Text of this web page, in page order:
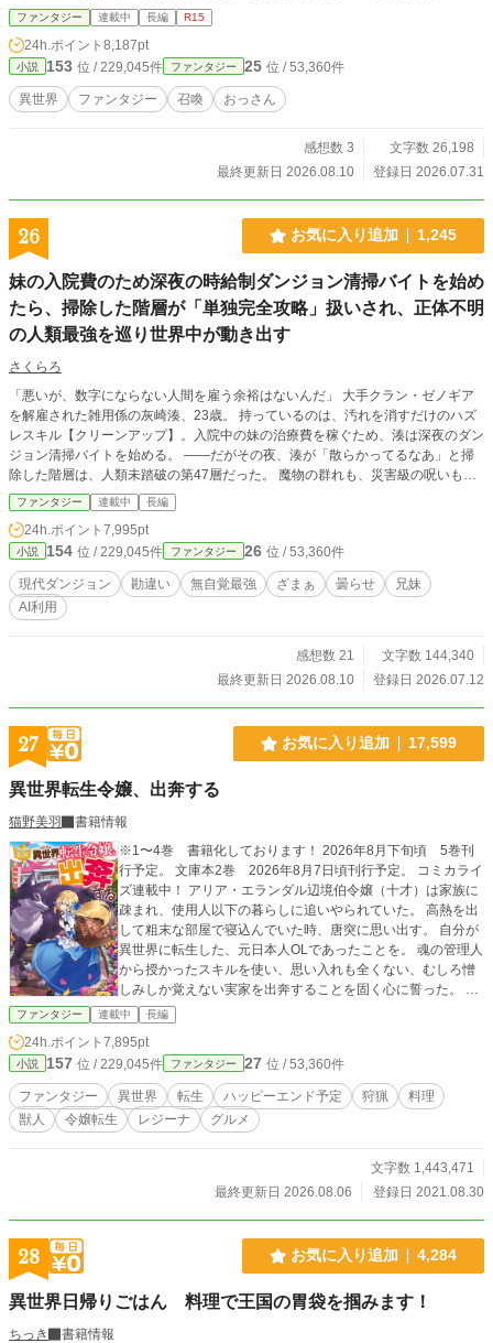
てくる理由だけは、さっぱりわからない。 「お前らツケはやめろ」 そんな穏
やかな日々を送っていたはずなのに、ある日、酒場へ厄介な依頼が舞い込んでき
ファンタジー 連載中 長編 R15
24h.ポイント 8,187pt
小説 153 位 / 229,045件 ファンタジー 25 位 / 53,360件
異世界 ファンタジー 召喚 おっさん
感想数 3
文字数 26,198
最終更新日 2026.08.10
登録日 2026.07.31
26 お気に入り追加 1,245
妹の入院費のため深夜の時給制ダンジョン清掃バイトを始め
たら、掃除した階層が「単独完全攻略」扱いされ、正体不明
の人類最強を巡り世界中が動き出す
さくらろ
「悪いが、数字にならない人間を雇う余裕はないんだ」 大手クラン・ゼノギア
を解雇された雑用係の灰崎湊、23歳。 持っているのは、汚れを消すだけのハズ
レスキル【クリーンアップ】。入院中の妹の治療費を稼ぐため、湊は深夜のダン
ジョン清掃バイトを始める。 ——だがその夜、湊が「散らかってるなあ」と掃
除した階層は、人類未踏破の第47層だった。 魔物の群れも、災害級の呪いも、
残留魔素も。湊にとってはぜんぶ、ただの「汚れ」。 翌朝、ダンジョン協会は
観測史上初の【単独完全攻略】を検知。正体不明の攻略者《ファントム》の存在
に、世界中の探索者が、国家が、人類最強が動き出す。 「時給、ちょっと上が
らないかな。妹に、いちご買ってやりたいんだよな」 本人だけが、何も知らな
い。 一方その頃、湊を切り捨てた古巣のクランでは、原因不明の事故が相次い
でいて——。 これは、世界で一番静かな最強が、世界を綺麗にしていく物語。
ファンタジー 連載中 長編
24h.ポイント 7,995pt
小説 154 位 / 229,045件 ファンタジー 26 位 / 53,360件
現代ダンジョン 勘違い 無自覚最強 ざまぁ 曇らせ
兄妹
AI利用
感想数 21
文字数 144,340
最終更新日 2026.08.10
登録日 2026.07.12
27 お気に入り追加 17,599
異世界転生令嬢、出奔する
猫野美羽
書籍情報
※1〜4巻 書籍化しております！ 2026年8月下旬頃 5巻刊
行予定。 文庫本2巻 2026年8月7日頃刊行予定。 コミカライ
ズ連載中！ アリア・エランダル辺境伯令嬢（十才）は家族に
疎まれ、使用人以下の暮らしに追いやられていた。 高熱を出
して粗末な部屋で寝込んでいた時、唐突に思い出す。 自分が
異世界に転生した、元日本人OLであったことを。 魂の管理人
から授かったスキルを使い、思い入れも全くない、むしろ憎
しみしか覚えない実家を出奔することを固く心に誓った。 こ
の最強の『無限収納EX』スキルを使って、元々は私のものだ
った財産を根こそぎ奪ってやる！ 外見だけは可憐な少女は逞
しく異世界をサバイバルする。
ファンタジー 連載中 長編
24h.ポイント 7,895pt
小説 157 位 / 229,045件 ファンタジー 27 位 / 53,360件
ファンタジー 異世界 転生 ハッピーエンド予定 狩猟
料理
獣人
令嬢転生 レジーナ グルメ
文字数 1,443,471
最終更新日 2026.08.06
登録日 2021.08.30
28 お気に入り追加 4,284
異世界日帰りごはん 料理で王国の胃袋を掴みます！
ちっき
書籍情報